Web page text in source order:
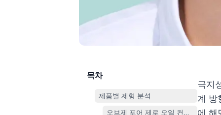
목차
제품별 제형 분석
오브제 포어 제로 오일 컨트롤 선스틱
극지
계 방
에 해